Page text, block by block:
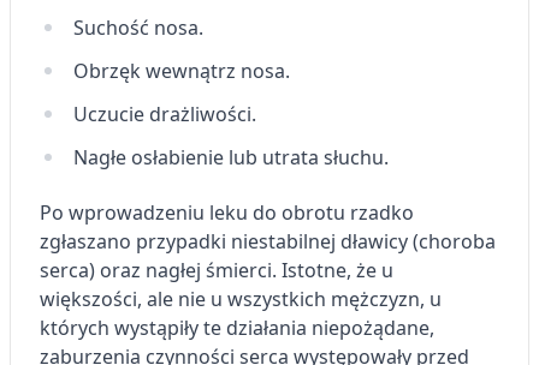
Suchość nosa.
Obrzęk wewnątrz nosa.
Uczucie drażliwości.
Nagłe osłabienie lub utrata słuchu.
Po wprowadzeniu leku do obrotu rzadko
zgłaszano przypadki niestabilnej dławicy (choroba
serca) oraz nagłej śmierci. Istotne, że u
większości, ale nie u wszystkich mężczyzn, u
których wystąpiły te działania niepożądane,
zaburzenia czynności serca występowały przed